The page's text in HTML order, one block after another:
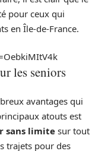
pour ceux qui
en Île-de-France.
les seniors
avantages qui
atouts est
sans limite sur tout
trajets pour des